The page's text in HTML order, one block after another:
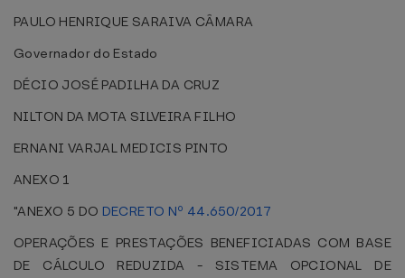
PAULO HENRIQUE SARAIVA CÂMARA
Governador do Estado
DÉCIO JOSÉ PADILHA DA CRUZ
NILTON DA MOTA SILVEIRA FILHO
ERNANI VARJAL MEDICIS PINTO
ANEXO 1
"ANEXO 5 DO DECRETO Nº 44.650/2017
OPERAÇÕES E PRESTAÇÕES BENEFICIADAS COM BASE
DE CÁLCULO REDUZIDA - SISTEMA OPCIONAL DE